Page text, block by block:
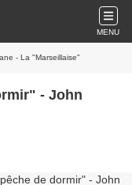
MENU
- La "Marseillaise"
- John